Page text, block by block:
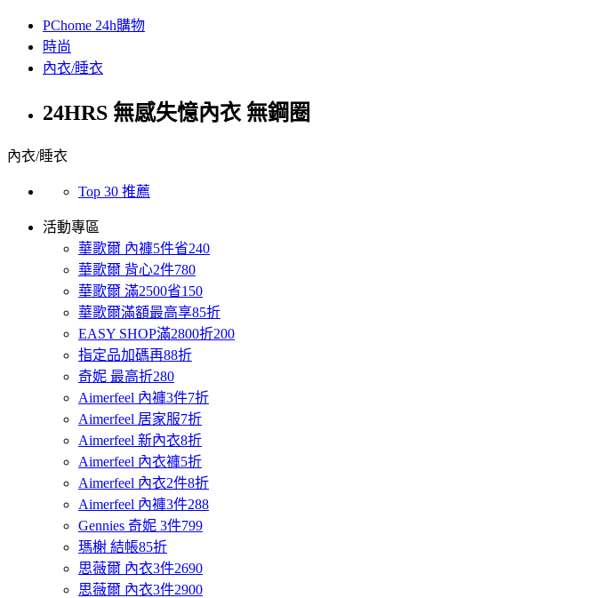
PChome 24h購物
時尚
內衣/睡衣
24HRS 無感失憶內衣 無鋼圈
內衣/睡衣
Top 30 推薦
活動專區
華歌爾 內褲5件省240
華歌爾 背心2件780
華歌爾 滿2500省150
華歌爾滿額最高享85折
EASY SHOP滿2800折200
指定品加碼再88折
奇妮 最高折280
Aimerfeel 內褲3件7折
Aimerfeel 居家服7折
Aimerfeel 新內衣8折
Aimerfeel 內衣褲5折
Aimerfeel 內衣2件8折
Aimerfeel 內褲3件288
Gennies 奇妮 3件799
瑪榭 結帳85折
思薇爾 內衣3件2690
思薇爾 內衣3件2900